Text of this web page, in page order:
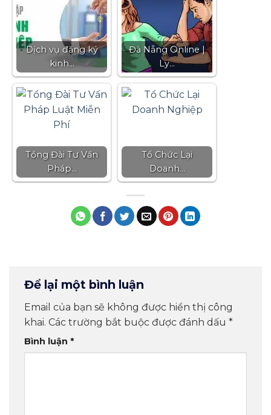
Dịch vụ đăng ký
kinh…
Đà Nẵng Online |
Ly…
Tổng Đài Tư Vấn
Pháp…
Tổ Chức Lại
Doanh…
Để lại một bình luận
Email của bạn sẽ không được hiển thị công
khai. Các trường bắt buộc được đánh dấu *
Bình luận *